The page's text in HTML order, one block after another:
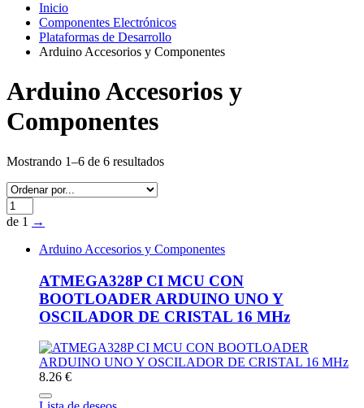
Inicio
Componentes Electrónicos
Plataformas de Desarrollo
Arduino Accesorios y Componentes
Arduino Accesorios y
Componentes
Mostrando 1–6 de 6 resultados
de 1 →
Arduino Accesorios y Componentes
ATMEGA328P CI MCU CON
BOOTLOADER ARDUINO UNO Y
OSCILADOR DE CRISTAL 16 MHz
8.26 €